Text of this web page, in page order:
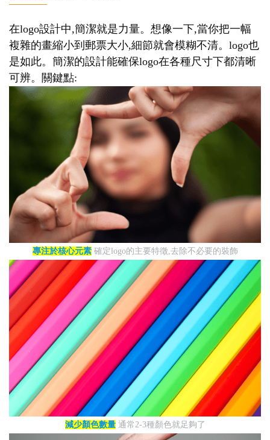
在logo設計中,簡潔就是力量。想像一下,當你把一幅
複雜的畫縮小到郵票大小,細節就會模糊不清。logo也
是如此。簡潔的設計能確保logo在各種尺寸下都清晰
可辨。關鍵點:
專注於核心元素確定logo的主要特徵,去除不必要的裝飾
減少顏色數量通常2-3種顏色就足夠了